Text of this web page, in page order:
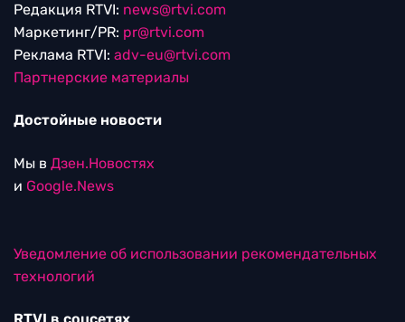
Редакция RTVI: news@rtvi.com
Маркетинг/PR: pr@rtvi.com
Реклама RTVI: adv-eu@rtvi.com
Партнерские материалы
Достойные новости
Мы в Дзен.Новостях
и Google.News
Уведомление об использовании рекомендательных
технологий